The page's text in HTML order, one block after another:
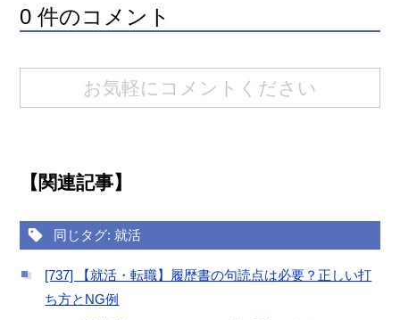
0 件のコメント
お気軽にコメントください
【関連記事】
同じタグ: 就活
[737] 【就活・転職】履歴書の句読点は必要？正しい打
ち方とNG例